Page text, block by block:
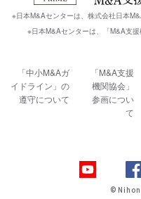
※日本M&Aセンターは、株式会社日本
※日本M&Aセンターは、「M&A支
「中小M&Aガ
イドライン」の
遵守について
「M&A支援
機関協会」
参画につい
て
© Nihon